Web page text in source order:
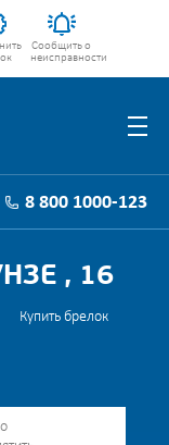
Сообщить о
неисправности
8 800 1000-123
, 16
Купить брелок